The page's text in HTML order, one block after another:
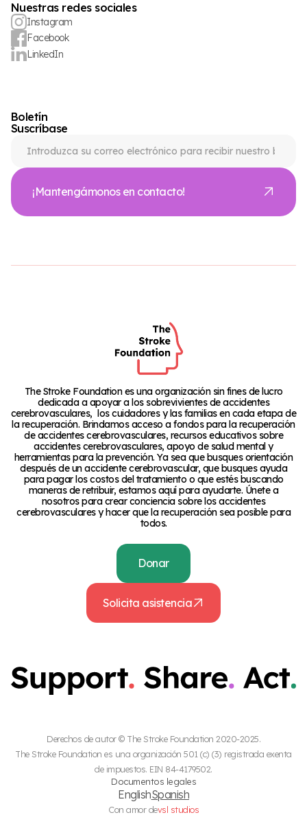
Nuestras redes sociales
Instagram
Facebook
LinkedIn
Boletín
Suscríbase
¡Mantengámonos en contacto!
The Stroke Foundation es una organización sin fines de lucro
dedicada a apoyar a los sobrevivientes de accidentes
cerebrovasculares, los cuidadores y las familias en cada etapa de
la recuperación. Brindamos acceso a fondos para la recuperación
de accidentes cerebrovasculares, recursos educativos sobre
accidentes cerebrovasculares, apoyo de salud mental y
herramientas para la prevención. Ya sea que busques orientación
después de un accidente cerebrovascular, que busques ayuda
para pagar los costos del tratamiento o que estés buscando
maneras de retribuir, estamos aquí para ayudarte. Únete a
nosotros para crear conciencia sobre los accidentes
cerebrovasculares y hacer que la recuperación sea posible para
todos.
Donar
Solicita asistencia
Derechos de autor © The Stroke Foundation 2020-2025.
The Stroke Foundation es una organización 501 (c) (3) registrada exenta
de impuestos. EIN 84-4179502.
Documentos legales
EnglishSpanish
Con amor devsl studios